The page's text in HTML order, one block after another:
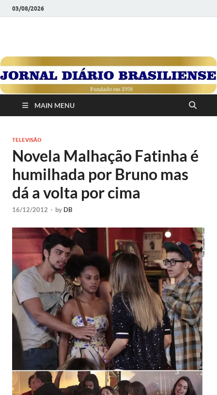
03/08/2026
JORNAL DIÁRIO
BRASILIENSE
1958
MAIN MENU
TELEVISÃO
Novela Malhação Fatinha é
humilhada por Bruno mas
dá a volta por cima
16/12/2012 - by DB